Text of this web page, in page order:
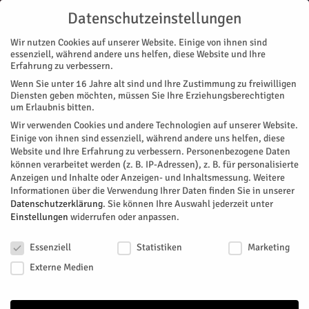
Start Kreis Düren Unternehmensgründung leicht gemacht
KREIS DÜREN NACHRICHTEN
Unternehmensgründung leicht
gemacht
Die Wirtschaftsförderung des Kreises Düren klärt auf. Beim
Gründungssprechtag erhalten Jungunternehmer und Gründer
die Möglichkeit, sich kostenfrei und individuell von der
offene Fragen zu klären. Die Veranstaltung findet am 10. Juni
von 9 bis 17 Uhr im Technologiezentrum Jülich (TZJ) statt.
Datenschutzeinstellungen
Wir nutzen Cookies auf unserer Website. Einige von ihnen sind
essenziell, während andere uns helfen, diese Website und Ihre
Erfahrung zu verbessern.
Wenn Sie unter 16 Jahre alt sind und Ihre Zustimmung zu freiwilligen
Diensten geben möchten, müssen Sie Ihre Erziehungsberechtigten
um Erlaubnis bitten.
Wir verwenden Cookies und andere Technologien auf unserer Website.
Einige von ihnen sind essenziell, während andere uns helfen, diese
Website und Ihre Erfahrung zu verbessern. Personenbezogene Daten
können verarbeitet werden (z. B. IP-Adressen), z. B. für personalisierte
Anzeigen und Inhalte oder Anzeigen- und Inhaltsmessung. Weitere
Informationen über die Verwendung Ihrer Daten finden Sie in unserer
Datenschutzerklärung. Sie können Ihre Auswahl jederzeit unter
Einstellungen widerrufen oder anpassen.
Essenziell
Statistiken
Marketing
Externe Medien